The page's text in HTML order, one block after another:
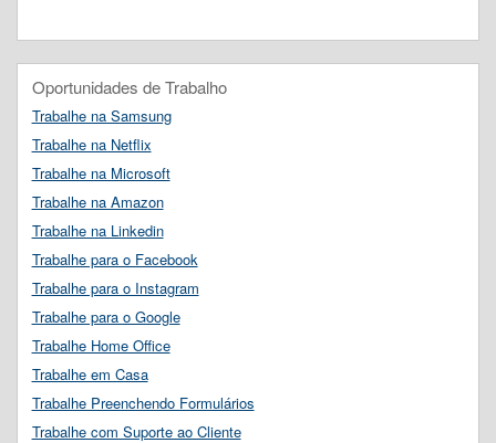
Oportunidades de Trabalho
Trabalhe na Samsung
Trabalhe na Netflix
Trabalhe na Microsoft
Trabalhe na Amazon
Trabalhe na Linkedin
Trabalhe para o Facebook
Trabalhe para o Instagram
Trabalhe para o Google
Trabalhe Home Office
Trabalhe em Casa
Trabalhe Preenchendo Formulários
Trabalhe com Suporte ao Cliente